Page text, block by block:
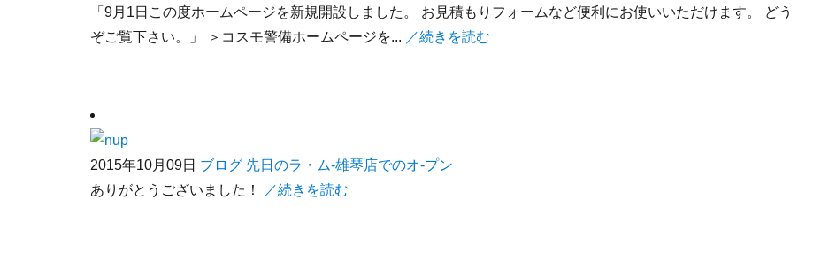
「9月1日この度ホームページを新規開設しました。 お見積もりフォームなど便利にお使いいただけます。 どう
ぞご覧下さい。」 ＞コスモ警備ホームページを... ／続きを読む
2015年10月09日 ブログ 先日のラ・ム-雄琴店でのオ-プン
ありがとうございました！
／続きを読む